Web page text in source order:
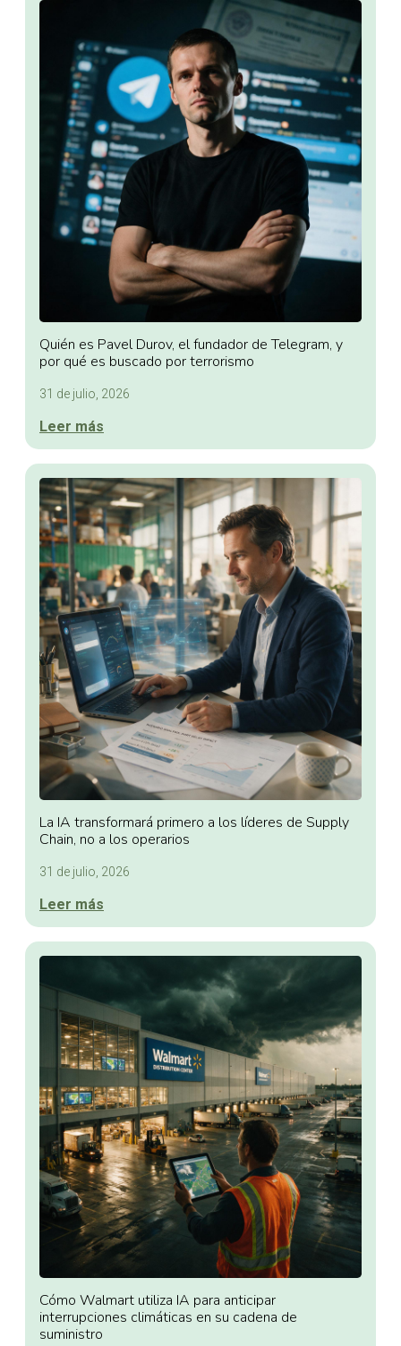
Quién es Pavel Durov, el fundador de Telegram, y
por qué es buscado por terrorismo
31 de julio, 2026
Leer más
La IA transformará primero a los líderes de Supply
Chain, no a los operarios
31 de julio, 2026
Leer más
Cómo Walmart utiliza IA para anticipar
interrupciones climáticas en su cadena de
suministro